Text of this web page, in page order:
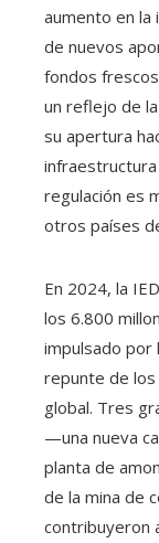
aumento en
de nuevos
fondos
un reflejo de
su apertura
regulación es
otros países
En 2024, la
los 6.800
impulsado por
repunte de
global. Tres
—una nueva
planta de
de la mina de
contribuyeron